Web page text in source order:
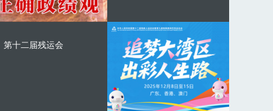
第十二届残运会